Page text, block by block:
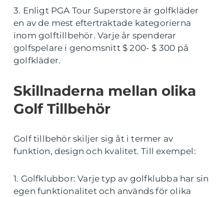
3. Enligt PGA Tour Superstore är golfkläder
en av de mest eftertraktade kategorierna
inom golftillbehör. Varje år spenderar
golfspelare i genomsnitt $ 200- $ 300 på
golfkläder.
Skillnaderna mellan olika
Golf Tillbehör
Golf tillbehör skiljer sig åt i termer av
funktion, design och kvalitet. Till exempel:
1. Golfklubbor: Varje typ av golfklubba har sin
egen funktionalitet och används för olika